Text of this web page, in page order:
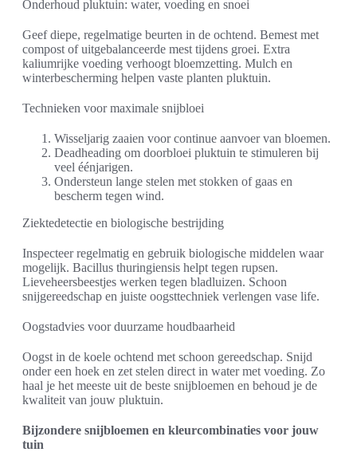
Onderhoud pluktuin: water, voeding en snoei
Geef diepe, regelmatige beurten in de ochtend. Bemest met
compost of uitgebalanceerde mest tijdens groei. Extra
kaliumrijke voeding verhoogt bloemzetting. Mulch en
winterbescherming helpen vaste planten pluktuin.
Technieken voor maximale snijbloei
Wisseljarig zaaien voor continue aanvoer van bloemen.
Deadheading om doorbloei pluktuin te stimuleren bij
veel éénjarigen.
Ondersteun lange stelen met stokken of gaas en
bescherm tegen wind.
Ziektedetectie en biologische bestrijding
Inspecteer regelmatig en gebruik biologische middelen waar
mogelijk. Bacillus thuringiensis helpt tegen rupsen.
Lieveheersbeestjes werken tegen bladluizen. Schoon
snijgereedschap en juiste oogsttechniek verlengen vase life.
Oogstadvies voor duurzame houdbaarheid
Oogst in de koele ochtend met schoon gereedschap. Snijd
onder een hoek en zet stelen direct in water met voeding. Zo
haal je het meeste uit de beste snijbloemen en behoud je de
kwaliteit van jouw pluktuin.
Bijzondere snijbloemen en kleurcombinaties voor jouw
tuin